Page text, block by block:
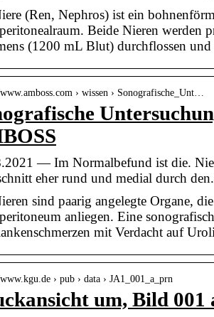
(Ren, Nephros) ist ein
Beide Nieren werden
(1200 mL Blut) durchflossen
› wissen › Sonografische_Unt…
— Im Normalbefund ist die.
eher rund und medial durch
sind paarig angelegte Organe,
anliegen. Eine
mit Verdacht auf
› pub › data › JA1_001_a_prn
um, Bild 001